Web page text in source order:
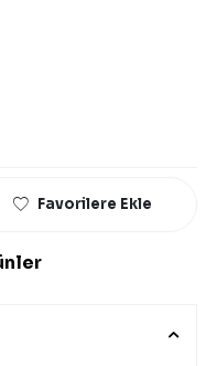
Favorilere Ekle